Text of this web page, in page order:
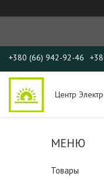
+380 (66) 942-92-46
Центр
Товары